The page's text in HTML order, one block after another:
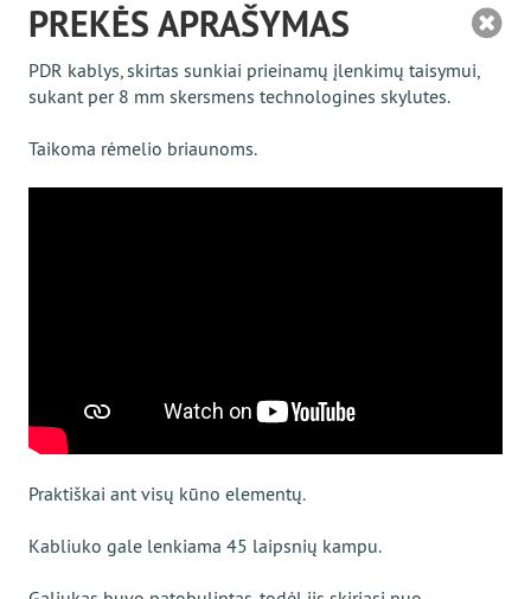
PREKĖS APRAŠYMAS
PDR kablys, skirtas sunkiai prieinamų įlenkimų taisymui,
sukant per 8 mm skersmens technologines skylutes.
Taikoma rėmelio briaunoms.
Praktiškai ant visų kūno elementų.
Kabliuko gale lenkiama 45 laipsnių kampu.